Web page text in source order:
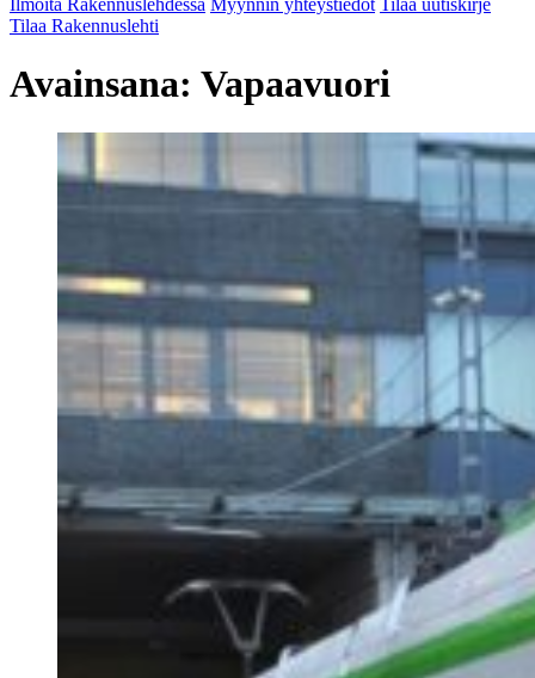
Tilaa Rakennuslehti
Avainsana: Vapaavuori